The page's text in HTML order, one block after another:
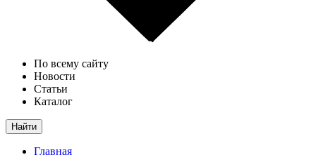
По всему сайту
Новости
Статьи
Каталог
Найти
Главная